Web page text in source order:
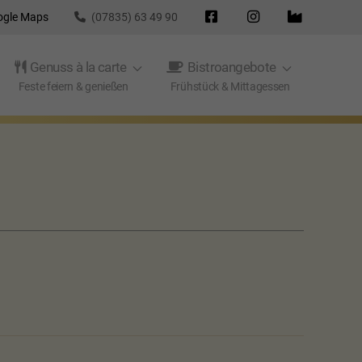
Maps (07835) 63 49 90
Genuss à la carte
Feste feiern & genießen
Bistroangebote
Frühstück & Mittagessen